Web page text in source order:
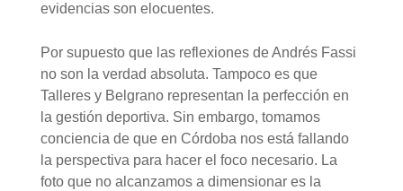
evidencias son elocuentes.
Por supuesto que las reflexiones de Andrés Fassi
no son la verdad absoluta. Tampoco es que
Talleres y Belgrano representan la perfección en
la gestión deportiva. Sin embargo, tomamos
conciencia de que en Córdoba nos está fallando
la perspectiva para hacer el foco necesario. La
foto que no alcanzamos a dimensionar es la